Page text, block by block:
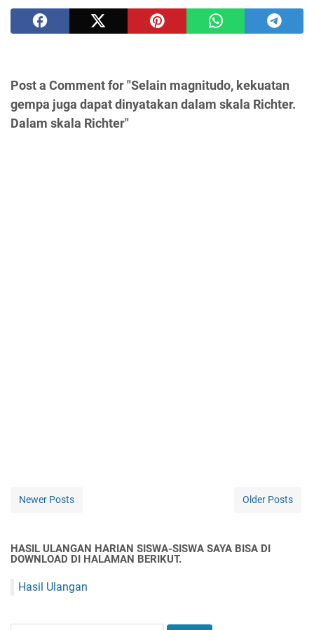
Post a Comment for "Selain magnitudo, kekuatan
gempa juga dapat dinyatakan dalam skala Richter.
Dalam skala Richter"
Newer Posts Older Posts
HASIL ULANGAN HARIAN SISWA-SISWA SAYA BISA DI
DOWNLOAD DI HALAMAN BERIKUT.
Hasil Ulangan